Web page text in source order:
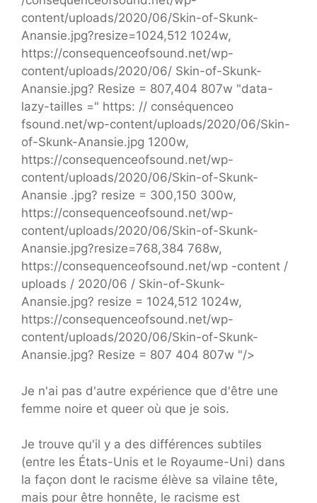
content/uploads/2020/06/Skin-of-Skunk-
Anansie.jpg?resize=1024,512 1024w,
https://consequenceofsound.net/wp-
content/uploads/2020/06/ Skin-of-Skunk-
Anansie.jpg? Resize = 807,404 807w "data-
lazy-tailles =" https: // conséquenceo
fsound.net/wp-content/uploads/2020/06/Skin-
of-Skunk-Anansie.jpg 1200w,
https://consequenceofsound.net/wp-
content/uploads/2020/06/Skin-of-Skunk-
Anansie .jpg? resize = 300,150 300w,
https://consequenceofsound.net/wp-
content/uploads/2020/06/Skin-of-Skunk-
Anansie.jpg?resize=768,384 768w,
https://consequenceofsound.net/wp -content /
uploads / 2020/06 / Skin-of-Skunk-
Anansie.jpg? resize = 1024,512 1024w,
https://consequenceofsound.net/wp-
content/uploads/2020/06/Skin-of-Skunk-
Anansie.jpg? Resize = 807 404 807w "/>
Je n'ai pas d'autre expérience que d'être une
femme noire et queer où que je sois.
Je trouve qu'il y a des différences subtiles
(entre les États-Unis et le Royaume-Uni) dans
la façon dont le racisme élève sa vilaine tête,
mais pour être honnête, le racisme est